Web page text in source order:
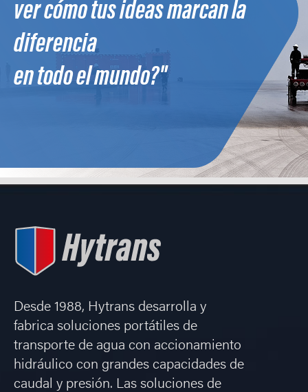
ver cómo tus ideas marcan la
diferencia
en todo el mundo?"
Desde 1988, Hytrans desarrolla y
fabrica soluciones portátiles de
transporte de agua con accionamiento
hidráulico con grandes capacidades de
caudal y presión. Las soluciones de